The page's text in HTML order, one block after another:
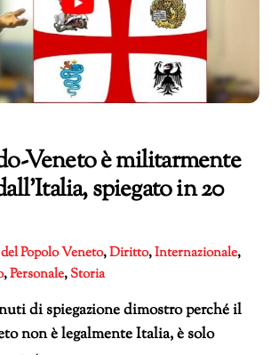
Veneto è militarmente
spiegato in 20
Popolo Veneto,Diritto,Internazionale,
,Personale,Storia
di spiegazione dimostro perché il
non è legalmente Italia, è solo